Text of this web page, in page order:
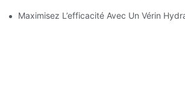
Maximisez L’efficacité Avec Un Vérin